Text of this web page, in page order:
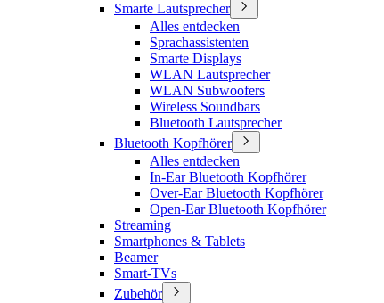
Smarte Lautsprecher
Alles entdecken
Sprachassistenten
Smarte Displays
WLAN Lautsprecher
WLAN Subwoofers
Wireless Soundbars
Bluetooth Lautsprecher
Bluetooth Kopfhörer
Alles entdecken
In-Ear Bluetooth Kopfhörer
Over-Ear Bluetooth Kopfhörer
Open-Ear Bluetooth Kopfhörer
Streaming
Smartphones & Tablets
Beamer
Smart-TVs
Zubehör